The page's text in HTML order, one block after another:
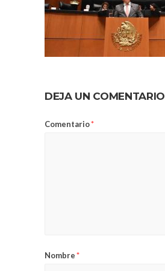
DEJA UN COMENTARIO
Comentario*
Nombre*